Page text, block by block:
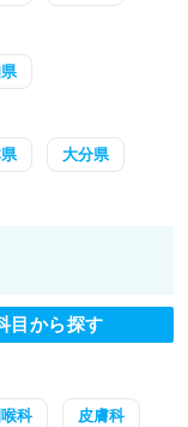
大分県
目から探す
科 皮膚科